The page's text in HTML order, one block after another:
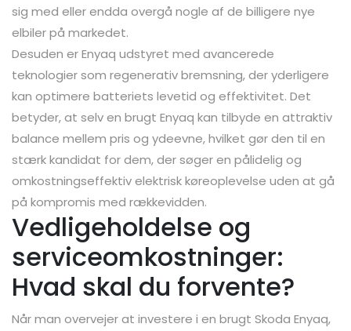
sig med eller endda overgå nogle af de billigere nye
elbiler på markedet.
Desuden er Enyaq udstyret med avancerede
teknologier som regenerativ bremsning, der yderligere
kan optimere batteriets levetid og effektivitet. Det
betyder, at selv en brugt Enyaq kan tilbyde en attraktiv
balance mellem pris og ydeevne, hvilket gør den til en
stærk kandidat for dem, der søger en pålidelig og
omkostningseffektiv elektrisk køreoplevelse uden at gå
på kompromis med rækkevidden.
Vedligeholdelse og
serviceomkostninger:
Hvad skal du forvente?
Når man overvejer at investere i en brugt Skoda Enyaq,